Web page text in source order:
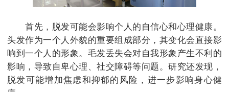
首先，脱发可能会影响个人的自信心和心理健康。
头发作为一个人外貌的重要组成部分，其变化会直接影
响到一个人的形象。毛发丢失会对自我形象产生不利的
影响，导致自卑心理、社交障碍等问题。研究还发现，
脱发可能增加焦虑和抑郁的风险，进一步影响身心健